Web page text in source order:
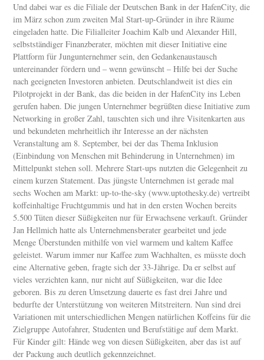
Und dabei war es die Filiale der Deutschen Bank in der HafenCity, die
im März schon zum zweiten Mal Start-up-Gründer in ihre Räume
eingeladen hatte. Die Filialleiter Joachim Kalb und Alexander Hill,
selbstständiger Finanzberater, möchten mit dieser Initiative eine
Plattform für Jungunternehmer sein, den Gedankenaustausch
untereinander fördern und – wenn gewünscht – Hilfe bei der Suche
nach geeigneten Investoren anbieten. Deutschlandweit ist dies ein
Pilotprojekt in der Bank, das die beiden in der HafenCity ins Leben
gerufen haben. Die jungen Unternehmer begrüßten diese Initiative zum
Networking in großer Zahl, tauschten sich und ihre Visitenkarten aus
und bekundeten mehrheitlich ihr Interesse an der nächsten
Veranstaltung am 8. September, bei der das Thema Inklusion
(Einbindung von Menschen mit Behinderung in Unternehmen) im
Mittelpunkt stehen soll. Mehrere Start-ups nutzten die Gelegenheit zu
einem kurzen Statement. Das jüngste Unternehmen ist gerade mal
sechs Wochen am Markt: up-to-the-sky (www.uptothesky.de) vertreibt
koffeinhaltige Fruchtgummis und hat in den ersten Wochen bereits
5.500 Tüten dieser Süßigkeiten nur für Erwachsene verkauft. Gründer
Jan Hellmich hatte als Unternehmensberater gearbeitet und jede
Menge Überstunden mithilfe von viel warmem und kaltem Kaffee
geleistet. Warum immer nur Kaffee zum Wachhalten, es müsste doch
eine Alternative geben, fragte sich der 33-Jährige. Da er selbst auf
vieles verzichten kann, nur nicht auf Süßigkeiten, war die Idee
geboren. Bis zu deren Umsetzung dauerte es fast drei Jahre und
bedurfte der Unterstützung von weiteren Mitstreitern. Nun sind drei
Variationen mit unterschiedlichen Mengen natürlichen Koffeins für die
Zielgruppe Autofahrer, Studenten und Berufstätige auf dem Markt.
Für Kinder gilt: Hände weg von diesen Süßigkeiten, aber das ist auf
der Packung auch deutlich gekennzeichnet.